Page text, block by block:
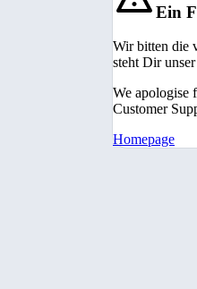
Ein
Wir bitten die
steht Dir
We apologise
Customer
Homepage